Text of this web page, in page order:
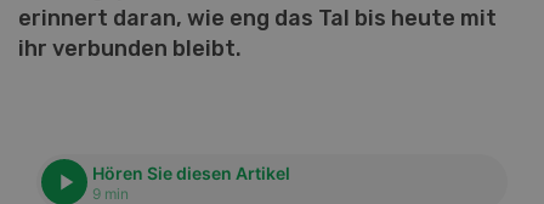
erinnert daran, wie eng das Tal bis heute mit
ihr verbunden bleibt.
Hören Sie diesen Artikel
9 min